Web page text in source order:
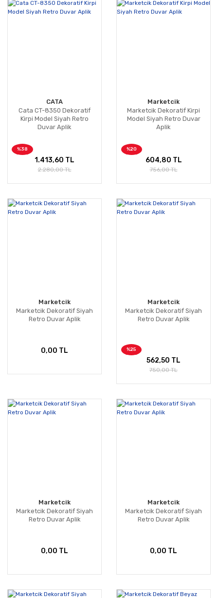
CATA
Cata CT-8350 Dekoratif
Kirpi Model Siyah Retro
Duvar Aplik
%38
1.413,60 TL
2.280,00 TL
Marketcik
Marketcik Dekoratif Kirpi
Model Siyah Retro Duvar
Aplik
%20
604,80 TL
756,00 TL
Marketcik
Marketcik Dekoratif Siyah
Retro Duvar Aplik
0,00 TL
Marketcik
Marketcik Dekoratif Siyah
Retro Duvar Aplik
%25
562,50 TL
750,00 TL
Marketcik
Marketcik Dekoratif Siyah
Retro Duvar Aplik
0,00 TL
Marketcik
Marketcik Dekoratif Siyah
Retro Duvar Aplik
0,00 TL